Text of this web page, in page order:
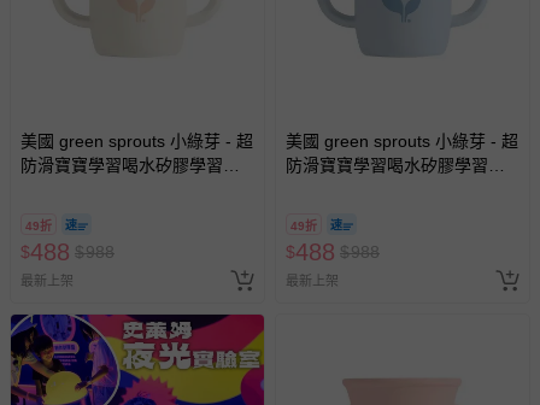
相關的退換貨辦理流程，可詳見：退換貨 & 退款問題
區，可能會無法配送，或須依據商品需加收離島運費。廠商
亦保留出貨與否的權利。離島、偏遠地區、樓層親送等加價
商品實際的配達日期，可於訂單個人資料內的查詢訂單內，
已出貨通知之訊息為主。
如您收到商品，請依正常流程檢查是否完好，若商品遇瑕疵
情形，您可申請更換新品或退貨，請見：
若您對於會員帳號、商品訂購與資訊、購物流程、付款方
式、折價券與購物金的使用、退貨及商品運送方式等有疑
美國 green sprouts 小綠芽 - 超
防滑寶寶學習喝水矽膠學習杯-
49折
$488 $988
最新上架
美國 green sprouts 小綠芽 - 超
防滑寶寶學習喝水矽膠學習杯-
49折
$488 $988
最新上架